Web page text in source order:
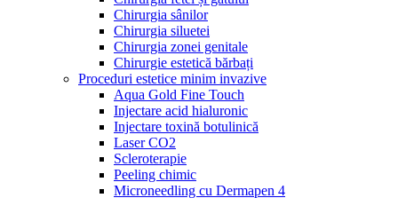
Chirurgia sânilor
Chirurgia siluetei
Chirurgia zonei genitale
Chirurgie estetică bărbați
Proceduri estetice minim invazive
Aqua Gold Fine Touch
Injectare acid hialuronic
Injectare toxină botulinică
Laser CO2
Scleroterapie
Peeling chimic
Microneedling cu Dermapen 4